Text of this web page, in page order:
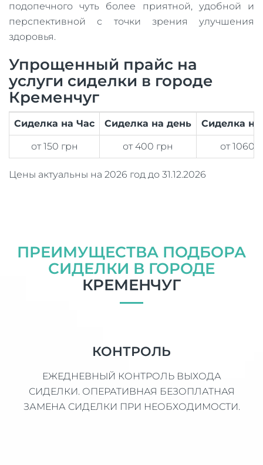
подопечного чуть более приятной, удобной и
перспективной с точки зрения улучшения
здоровья.
Упрощенный прайс на
услуги сиделки в городе
Кременчуг
Сиделка на Час Сиделка на день Сиделка на
от 150 грн от 400 грн от 1060
Цены актуальны на 2026 год до 31.12.2026
ПРЕИМУЩЕСТВА ПОДБОРА
СИДЕЛКИ В ГОРОДЕ
КРЕМЕНЧУГ
КОНТРОЛЬ
ЕЖЕДНЕВНЫЙ КОНТРОЛЬ ВЫХОДА
СИДЕЛКИ. ОПЕРАТИВНАЯ БЕЗОПЛАТНАЯ
ЗАМЕНА СИДЕЛКИ ПРИ НЕОБХОДИМОСТИ.